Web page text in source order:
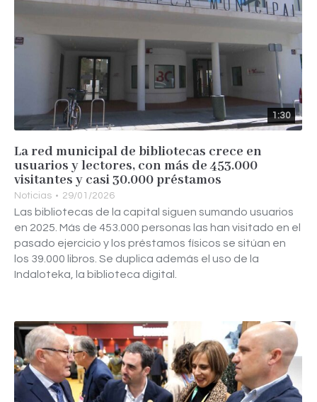
1:30
La red municipal de bibliotecas crece en
usuarios y lectores, con más de 453.000
visitantes y casi 30.000 préstamos
Noticias 29/01/2026
Las bibliotecas de la capital siguen sumando usuarios
en 2025. Más de 453.000 personas las han visitado en el
pasado ejercicio y los préstamos físicos se sitúan en
los 39.000 libros. Se duplica además el uso de la
Indaloteka, la biblioteca digital.